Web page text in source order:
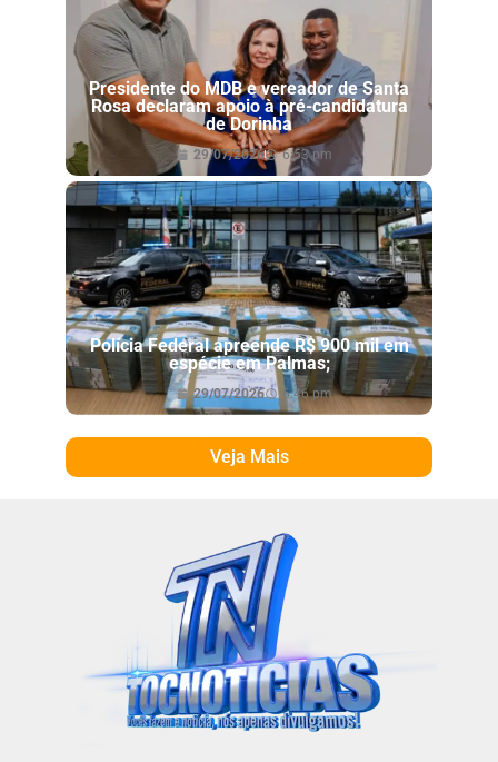
Presidente do MDB e vereador de Santa
Rosa declaram apoio à pré-candidatura
de Dorinha
29/07/2026 6:53 pm
Polícia Federal apreende R$ 900 mil em
espécie em Palmas;
29/07/2026 6:46 pm
Veja Mais